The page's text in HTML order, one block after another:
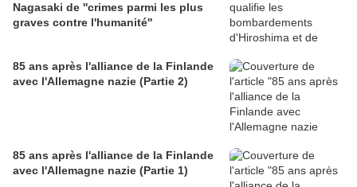
Nagasaki de ''crimes parmi les plus
graves contre l'humanité''
85 ans après l'alliance de la Finlande
avec l'Allemagne nazie (Partie 2)
85 ans après l'alliance de la Finlande
avec l'Allemagne nazie (Partie 1)